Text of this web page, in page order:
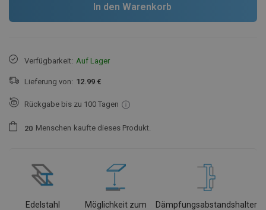
In den Warenkorb
Verfügbarkeit: Auf Lager
Lieferung von: 12.99 €
Rückgabe bis zu 100 Tagen
20 Menschen kaufte dieses Produkt.
Edelstahl
Möglichkeit zum
Dämpfungsabstandshalter